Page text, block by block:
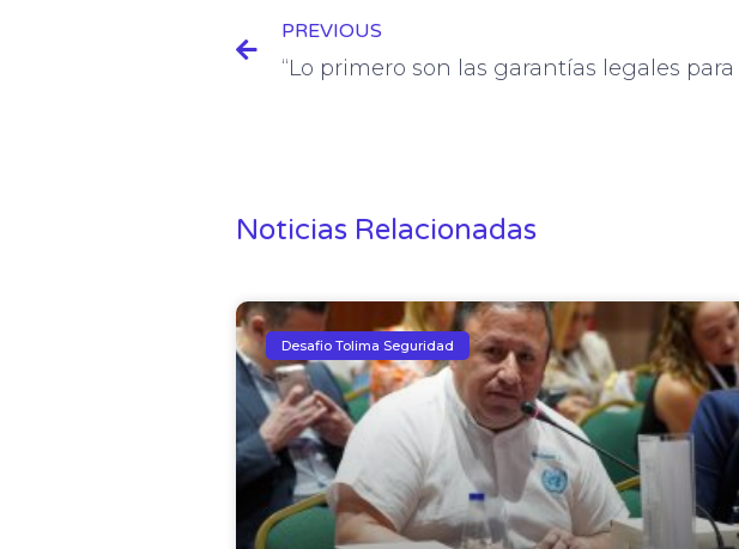
PREVIOUS
Noticias Relacionadas
Desafio Tolima Seguridad